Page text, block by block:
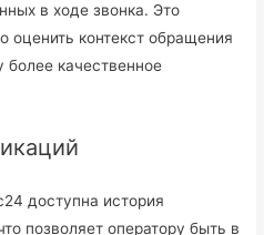
в ходе звонка. Это
оценить контекст обращения
более качественное
доступна история
позволяет оператору быть в